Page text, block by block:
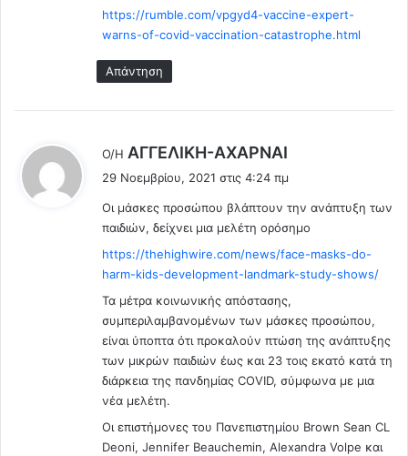
https://rumble.com/vpgyd4-vaccine-expert-
warns-of-covid-vaccination-catastrophe.html
Απάντηση
Ο/Η AΓΓΕΛΙΚΗ-ΑΧΑΡΝΑΙ
ι
:
29 Νοεμβρίου, 2021 στις 4:24 πμ
Οι μάσκες προσώπου βλάπτουν την ανάπτυξη των
παιδιών, δείχνει μια μελέτη ορόσημο
https://thehighwire.com/news/face-masks-do-
harm-kids-development-landmark-study-shows/
Τα μέτρα κοινωνικής απόστασης,
συμπεριλαμβανομένων των μάσκες προσώπου,
είναι ύποπτα ότι προκαλούν πτώση της ανάπτυξης
των μικρών παιδιών έως και 23 τοις εκατό κατά τη
διάρκεια της πανδημίας COVID, σύμφωνα με μια
νέα μελέτη.
Οι επιστήμονες του Πανεπιστημίου Brown Sean CL
Deoni, Jennifer Beauchemin, Alexandra Volpe και